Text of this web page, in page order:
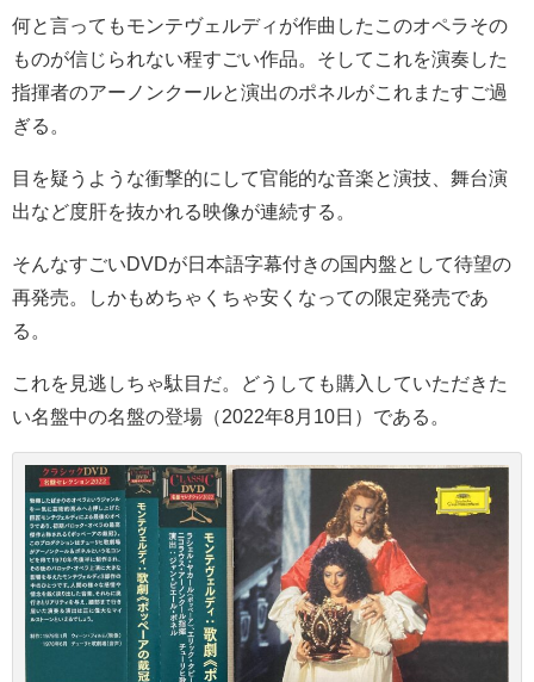
何と言ってもモンテヴェルディが作曲したこのオペラその
ものが信じられない程すごい作品。そしてこれを演奏した
指揮者のアーノンクールと演出のポネルがこれまたすご過
ぎる。
目を疑うような衝撃的にして官能的な音楽と演技、舞台演
出など度肝を抜かれる映像が連続する。
そんなすごいDVDが日本語字幕付きの国内盤として待望の
再発売。しかもめちゃくちゃ安くなっての限定発売であ
る。
これを見逃しちゃ駄目だ。どうしても購入していただきた
い名盤中の名盤の登場（2022年8月10日）である。